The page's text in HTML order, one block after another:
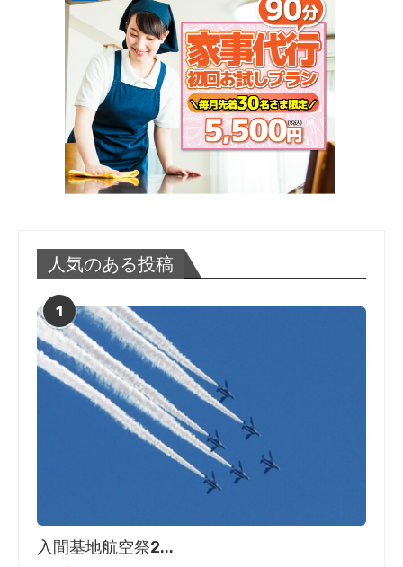
人気のある投稿
1
入間基地航空祭2...